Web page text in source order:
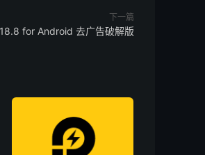
下一篇
for Android 去广告破解版